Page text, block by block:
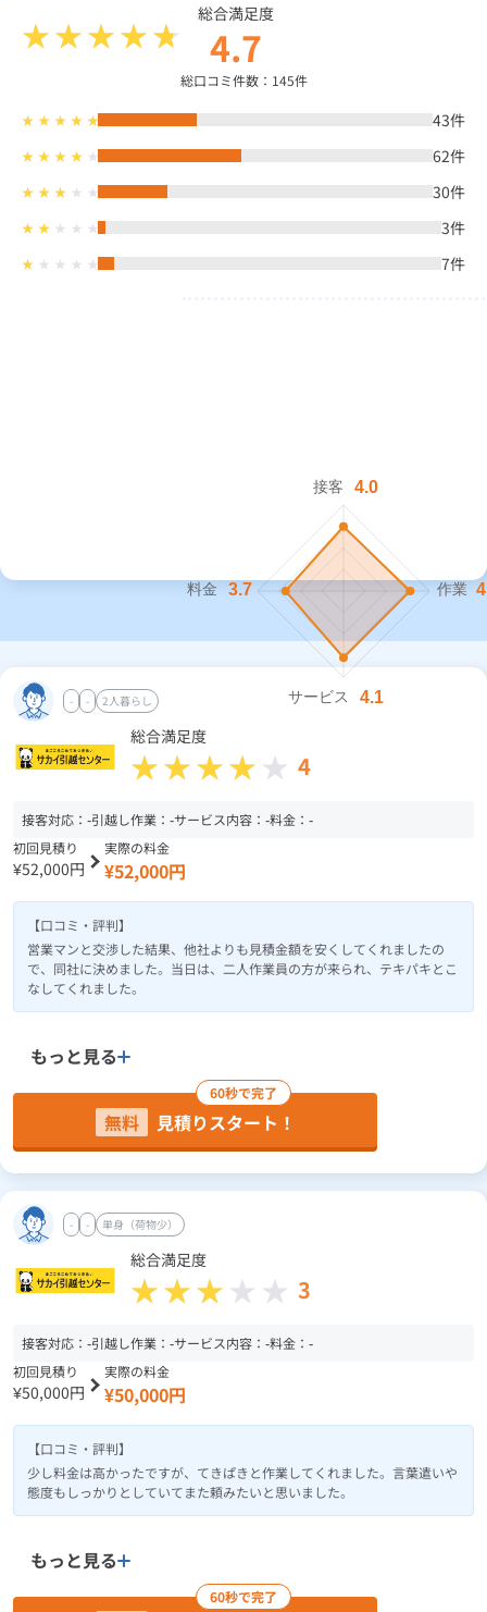
総合満足度
4.7
総口コミ件数：145件
43件
62件
30件
3件
7件
- - 2人暮らし
総合満足度
4
接客対応： -引越し作業： -サービス内容： -料金： -
初回見積り
¥52,000円
実際の料金
¥52,000円
【口コミ・評判】
営業マンと交渉した結果、他社よりも見積金額を安くしてくれましたの
で、同社に決めました。当日は、二人作業員の方が来られ、テキパキとこ
なしてくれました。
もっと見る
60秒で完了
無料 見積りスタート！
- - 単身（荷物少）
総合満足度
3
接客対応： -引越し作業： -サービス内容： -料金： -
初回見積り
¥50,000円
実際の料金
¥50,000円
【口コミ・評判】
少し料金は高かったですが、てきぱきと作業してくれました。言葉遣いや
態度もしっかりとしていてまた頼みたいと思いました。
もっと見る
60秒で完了